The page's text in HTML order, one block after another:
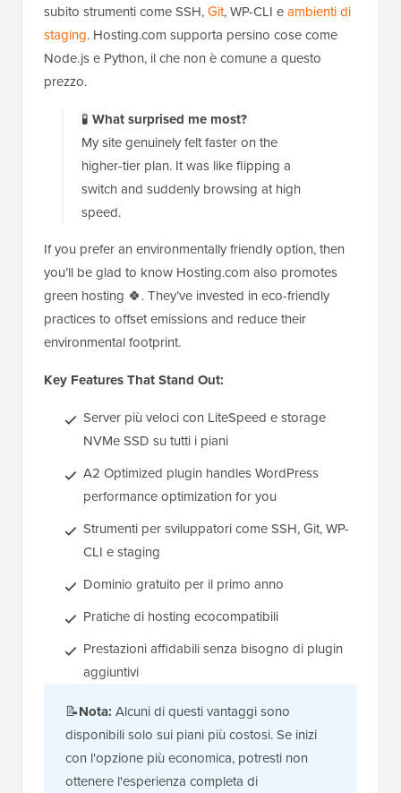
subito strumenti come SSH,Git, WP-CLI eambienti di
staging. Hosting.com supporta persino cose come
Node.js e Python, il che non è comune a questo
prezzo.
🧪 What surprised me most?
My site genuinely felt faster on the
higher-tier plan. It was like flipping a
switch and suddenly browsing at high
speed.
If you prefer an environmentally friendly option, then
you’ll be glad to know Hosting.com also promotes
green hosting 🍀. They’ve invested in eco-friendly
practices to offset emissions and reduce their
environmental footprint.
Key Features That Stand Out:
Server più veloci con LiteSpeed e storage
NVMe SSD su tutti i piani
A2 Optimized plugin handles WordPress
performance optimization for you
Strumenti per sviluppatori come SSH, Git, WP-
CLI e staging
Dominio gratuito per il primo anno
Pratiche di hosting ecocompatibili
Prestazioni affidabili senza bisogno di plugin
aggiuntivi
📝Nota: Alcuni di questi vantaggi sono
disponibili solo sui piani più costosi. Se inizi
con l'opzione più economica, potresti non
ottenere l'esperienza completa di